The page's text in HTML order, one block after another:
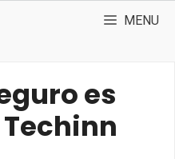
MENU
es